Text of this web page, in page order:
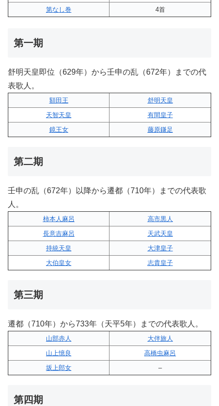
第なし巻
4首
第一期
舒明天皇即位（629年）から壬申の乱（672年）までの代
表歌人。
額田王
舒明天皇
天智天皇
有間皇子
鏡王女
藤原鎌足
第二期
壬申の乱（672年）以降から遷都（710年）までの代表歌
人。
柿本人麻呂
高市黒人
長意吉麻呂
天武天皇
持統天皇
大津皇子
大伯皇女
志貴皇子
第三期
遷都（710年）から733年（天平5年）までの代表歌人。
山部赤人
大伴旅人
山上憶良
高橋虫麻呂
坂上郎女
–
第四期